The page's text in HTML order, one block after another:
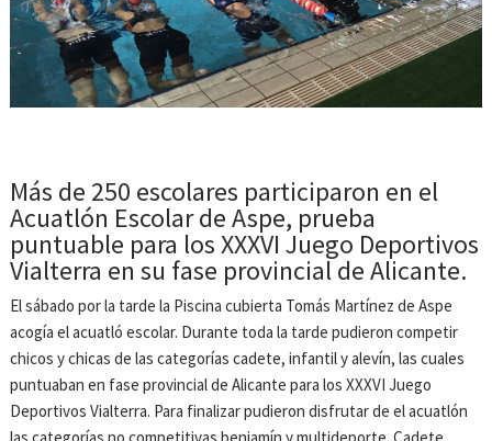
Más de 250 escolares participaron en el
Acuatlón Escolar de Aspe, prueba
puntuable para los XXXVI Juego Deportivos
Vialterra en su fase provincial de Alicante.
El sábado por la tarde la Piscina cubierta Tomás Martínez de Aspe
acogía el acuatló escolar. Durante toda la tarde pudieron competir
chicos y chicas de las categorías cadete, infantil y alevín, las cuales
puntuaban en fase provincial de Alicante para los XXXVI Juego
Deportivos Vialterra. Para finalizar pudieron disfrutar de el acuatlón